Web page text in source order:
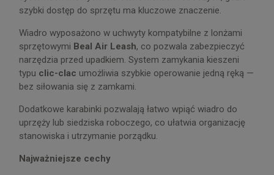
szybki dostęp do sprzętu ma kluczowe znaczenie.
Wiadro wyposażono w uchwyty kompatybilne z lonżami
sprzętowymi Beal Air Leash, co pozwala zabezpieczyć
narzędzia przed upadkiem. System zamykania kieszeni
typu clic-clac umożliwia szybkie operowanie jedną ręką —
bez siłowania się z zamkami.
Dodatkowe karabinki pozwalają łatwo wpiąć wiadro do
uprzęży lub siedziska roboczego, co ułatwia organizację
stanowiska i utrzymanie porządku.
Najważniejsze cechy